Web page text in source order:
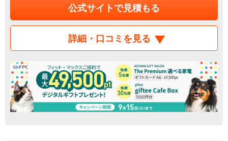
公式サイトで見積もる
詳細・口コミを見る